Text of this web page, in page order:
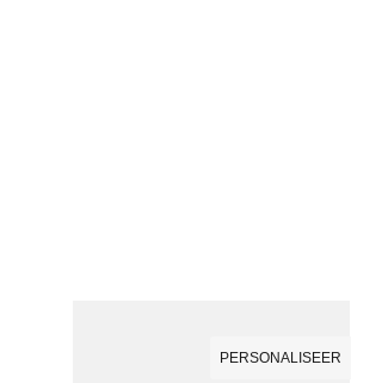
PERSONALISEER